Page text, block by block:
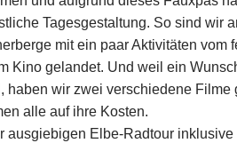
Tagesgestaltung. So sind wir
mit ein paar Aktivitäten vom
Kino gelandet. Und weil ein
haben wir zwei verschiedene Filme
alle auf ihre Kosten.
ausgiebigen Elbe-Radtour inklusive